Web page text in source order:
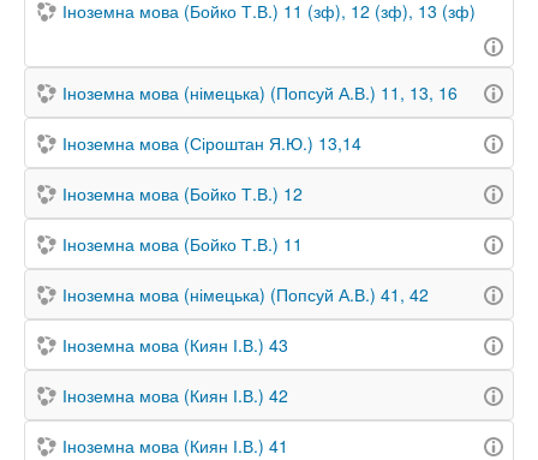
Іноземна мова (Бойко Т.В.) 11 (зф), 12 (зф), 13 (зф)
Іноземна мова (німецька) (Попсуй А.В.) 11, 13, 16
Іноземна мова (Сіроштан Я.Ю.) 13,14
Іноземна мова (Бойко Т.В.) 12
Іноземна мова (Бойко Т.В.) 11
Іноземна мова (німецька) (Попсуй А.В.) 41, 42
Іноземна мова (Киян І.В.) 43
Іноземна мова (Киян І.В.) 42
Іноземна мова (Киян І.В.) 41